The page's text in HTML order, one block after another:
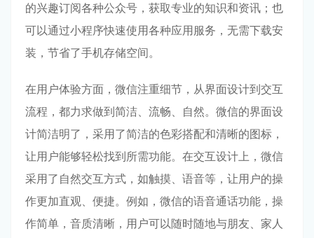
的兴趣订阅各种公众号，获取专业的知识和资讯；也
可以通过小程序快速使用各种应用服务，无需下载安
装，节省了手机存储空间。
在用户体验方面，微信注重细节，从界面设计到交互
流程，都力求做到简洁、流畅、自然。微信的界面设
计简洁明了，采用了简洁的色彩搭配和清晰的图标，
让用户能够轻松找到所需功能。在交互设计上，微信
采用了自然交互方式，如触摸、语音等，让用户的操
作更加直观、便捷。例如，微信的语音通话功能，操
作简单，音质清晰，用户可以随时随地与朋友、家人